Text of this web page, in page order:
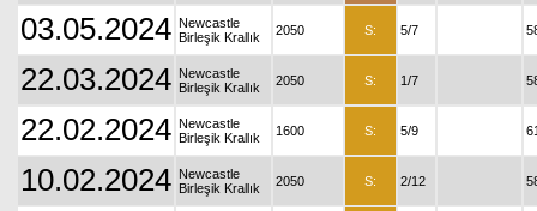
03.05.2024 Newcastle
Birleşik Krallık
2050 S: 5/7
22.03.2024 Newcastle
Birleşik Krallık
2050 S: 1/7
22.02.2024 Newcastle
Birleşik Krallık
1600 S: 5/9
10.02.2024 Newcastle
Birleşik Krallık
2050 S: 2/12